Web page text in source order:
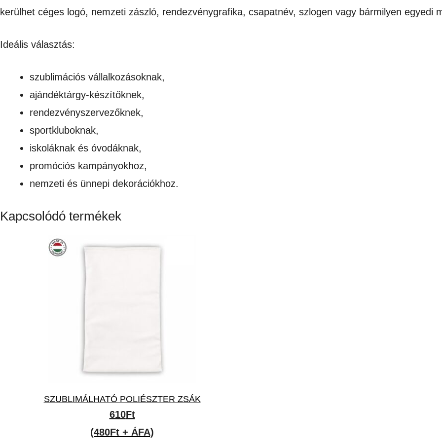
kerülhet céges logó, nemzeti zászló, rendezvénygrafika, csapatnév, szlogen vagy bármilyen egyedi
Ideális választás:
szublimációs vállalkozásoknak,
ajándéktárgy-készítőknek,
rendezvényszervezőknek,
sportkluboknak,
iskoláknak és óvodáknak,
promóciós kampányokhoz,
nemzeti és ünnepi dekorációkhoz.
Kapcsolódó termékek
SZUBLIMÁLHATÓ POLIÉSZTER ZSÁK
610Ft
(480Ft + ÁFA)